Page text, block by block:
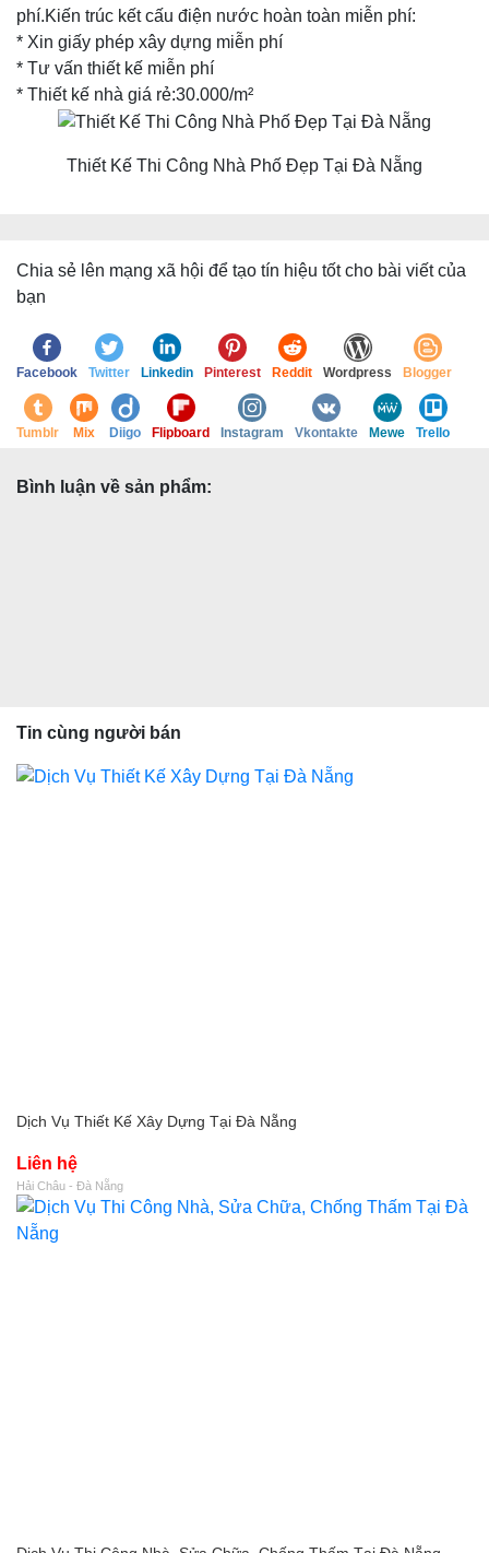
phí.Kiến trúc kết cấu điện nước hoàn toàn miễn phí:
* Xin giấy phép xây dựng miễn phí
* Tư vấn thiết kế miễn phí
* Thiết kế nhà giá rẻ:30.000/m²
Thiết Kế Thi Công Nhà Phố Đẹp Tại Đà Nẵng
Chia sẻ lên mạng xã hội để tạo tín hiệu tốt cho bài viết của
bạn
Facebook Twitter Linkedin Pinterest Reddit Wordpress Blogger
Tumblr Mix Diigo Flipboard Instagram Vkontakte Mewe Trello
Bình luận về sản phẩm:
Tin cùng người bán
Dịch Vụ Thiết Kế Xây Dựng Tại Đà Nẵng
Liên hệ
Hải Châu - Đà Nẵng